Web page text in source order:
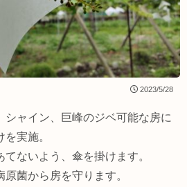
2023/5/28
シャイン、巨峰のジベ可能な房に
実施。
ないよう、傘を掛けます。
菌から房を守ります。